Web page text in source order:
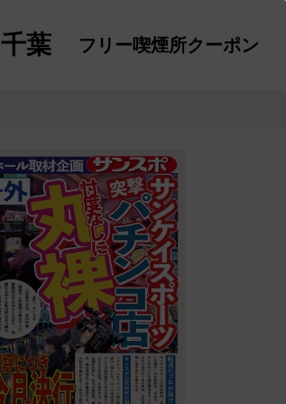
千葉 フリー喫煙所クーポン